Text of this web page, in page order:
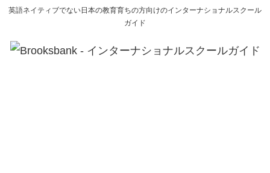
英語ネイティブでない日本の教育育ちの方向けのインターナショナルスクール
ガイド